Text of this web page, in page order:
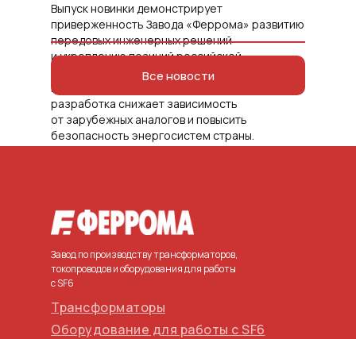
Выпуск новинки демонстрирует
приверженность Завода «Феррома» развитию
передовых инженерных решений
и укреплению позиций российской
промышленности на внутреннем
и международном рынках. Инновационная
разработка снижает зависимость
от зарубежных аналогов и повысить
безопасность энергосистем страны.
Все новости
Завод по производству трансформаторов,
токопроводов и оборудования для работы
с SF6
Трансформаторы
Оборудование для работы с SF6